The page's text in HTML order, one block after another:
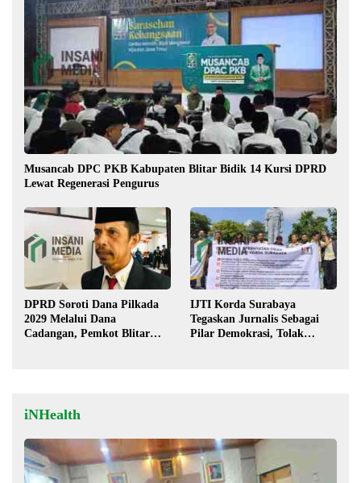
Musancab DPC PKB Kabupaten Blitar Bidik 14 Kursi DPRD
Lewat Regenerasi Pengurus
DPRD Soroti Dana Pilkada
2029 Melalui Dana
Cadangan, Pemkot Blitar
IJTI Korda Surabaya
Tegaskan Jurnalis Sebagai
Pilar Demokrasi, Tolak
iNHealth